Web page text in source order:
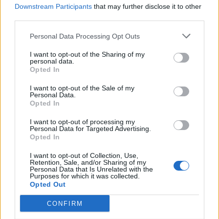
Downstream Participants that may further disclose it to other
Personal Data Processing Opt Outs
I want to opt-out of the Sharing of my
personal data.
Opted In
I want to opt-out of the Sale of my
Personal Data.
Opted In
I want to opt-out of processing my
Personal Data for Targeted Advertising.
Opted In
I want to opt-out of Collection, Use,
Retention, Sale, and/or Sharing of my
Personal Data that Is Unrelated with the
Purposes for which it was collected.
Opted Out
CONFIRM
protestë: Pacientët
kurim jashtë vendit
Mbi partitë të vendosim
koha e brezit të ri
Don Xhoni i kthehet
ashpër një personi në
reperin?
Mbërrin në Shqipëri nga
Kolumbia “Kimisti” i